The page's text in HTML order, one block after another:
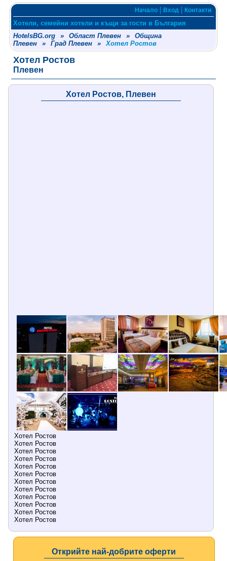
Начало Вход Контакти
Хотели, семейни хотели и къщи за гости в България
HotelsBG.org
» Област Плевен »
Община
Плевен
» Град Плевен » Хотел Ростов
Хотел Ростов
Плевен
Хотел Ростов, Плевен
Хотел Ростов
Хотел Ростов
Хотел Ростов
Хотел Ростов
Хотел Ростов
Хотел Ростов
Хотел Ростов
Хотел Ростов
Хотел Ростов
Хотел Ростов
Хотел Ростов
Хотел Ростов
Открийте най-добрите оферти